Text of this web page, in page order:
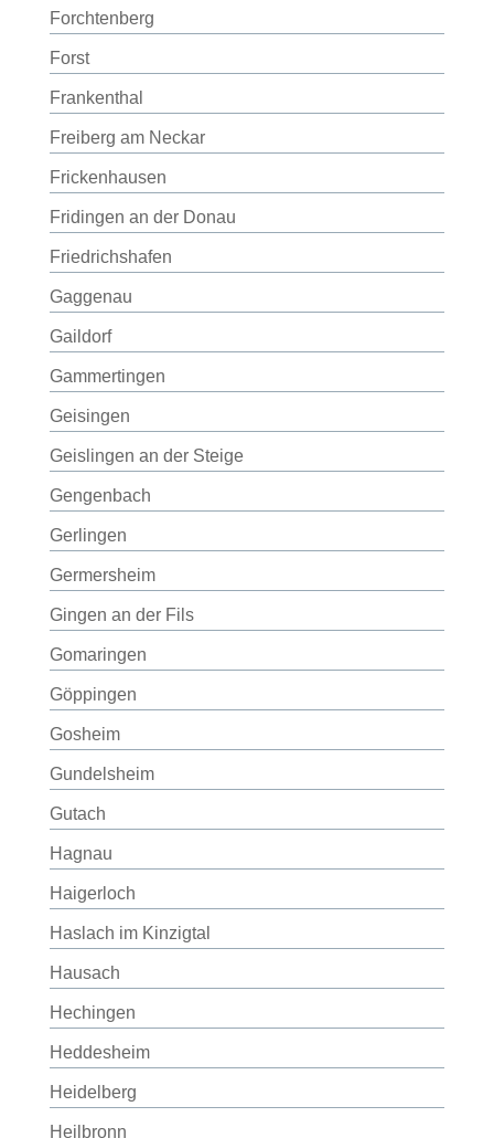
Forchtenberg
Forst
Frankenthal
Freiberg am Neckar
Frickenhausen
Fridingen an der Donau
Friedrichshafen
Gaggenau
Gaildorf
Gammertingen
Geisingen
Geislingen an der Steige
Gengenbach
Gerlingen
Germersheim
Gingen an der Fils
Gomaringen
Göppingen
Gosheim
Gundelsheim
Gutach
Hagnau
Haigerloch
Haslach im Kinzigtal
Hausach
Hechingen
Heddesheim
Heidelberg
Heilbronn